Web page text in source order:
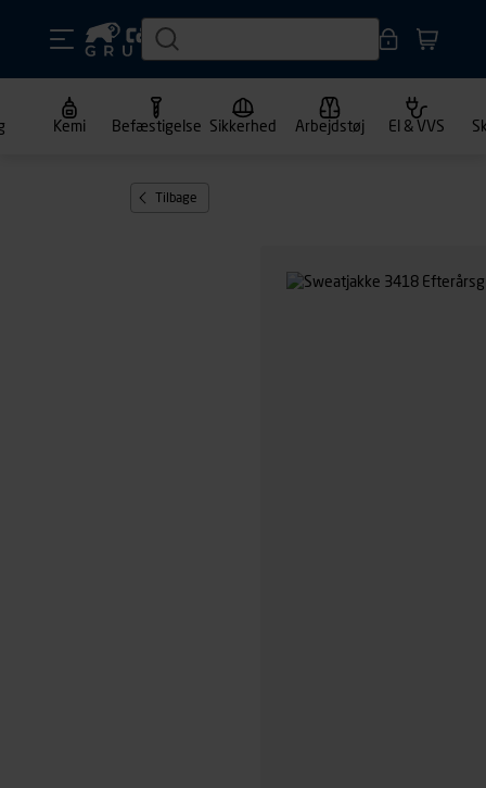
Kemi Befæstigelse Sikkerhed Arbejdstøj El & VVS
Tilbage